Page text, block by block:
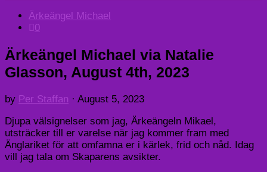
Ärkeängel Michael
0
Ärkeängel Michael via Natalie
Glasson, August 4th, 2023
by Per Staffan · August 5, 2023
Djupa välsignelser som jag, Ärkeängeln Mikael,
utsträcker till er varelse när jag kommer fram med
Änglariket för att omfamna er i kärlek, frid och nåd. Idag
vill jag tala om Skaparens avsikter.